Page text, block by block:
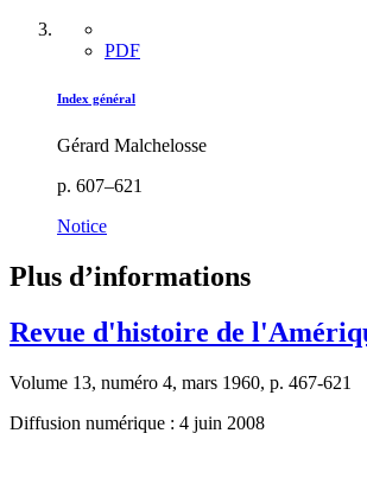
PDF
Index général
Gérard Malchelosse
p. 607–621
Notice
Plus d’informations
Revue d'histoire de
Volume 13, numéro 4, mars 1960, p. 467-621
Diffusion numérique : 4 juin 2008